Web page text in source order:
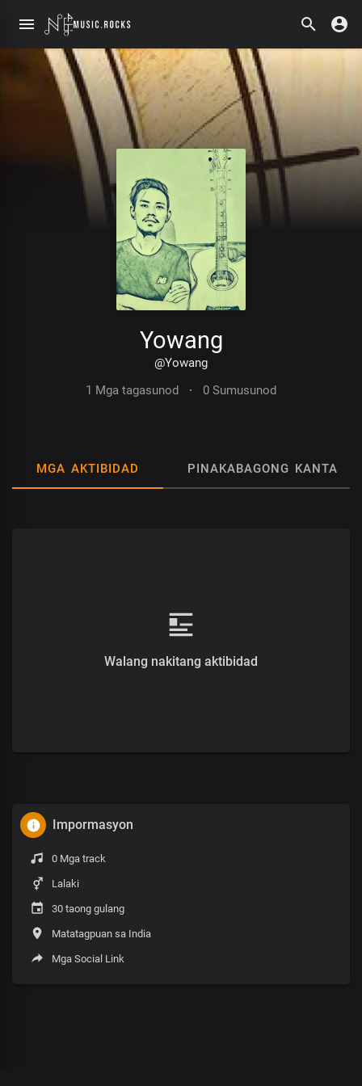
Yowang
@Yowang
1 Mga tagasunod
· 0 Sumusunod
MGA AKTIBIDAD PINAKABAGONG KANTA
Walang nakitang aktibidad
Impormasyon
0 Mga track
Lalaki
30 taong gulang
Matatagpuan sa India
Mga Social Link